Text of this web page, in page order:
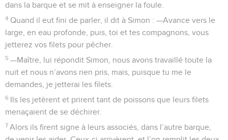
dans la barque et se mit à enseigner la foule.
4 Quand il eut fini de parler, il dit à Simon : —Avance vers le
large, en eau profonde, puis, toi et tes compagnons, vous
jetterez vos filets pour pêcher.
5 —Maître, lui répondit Simon, nous avons travaillé toute la
nuit et nous n’avons rien pris, mais, puisque tu me le
demandes, je jetterai les filets.
6 Ils les jetèrent et prirent tant de poissons que leurs filets
menaçaient de se déchirer.
7 Alors ils firent signe à leurs associés, dans l’autre barque,